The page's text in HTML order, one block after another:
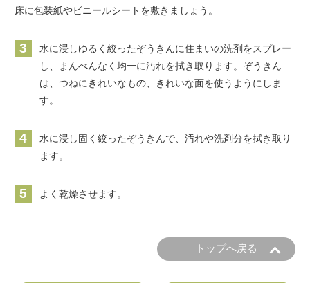
床に包装紙やビニールシートを敷きましょう。
3
水に浸しゆるく絞ったぞうきんに住まいの洗剤をスプレー
し、まんべんなく均一に汚れを拭き取ります。ぞうきん
は、つねにきれいなもの、きれいな面を使うようにしま
す。
4
水に浸し固く絞ったぞうきんで、汚れや洗剤分を拭き取り
ます。
5 よく乾燥させます。
トップへ戻る